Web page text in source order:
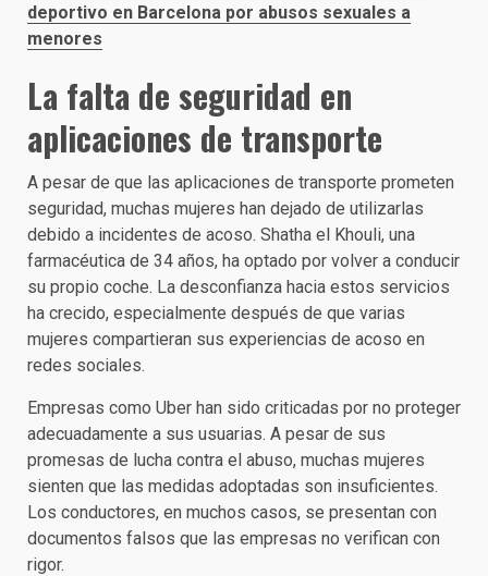
deportivo en Barcelona por abusos sexuales a
menores
La falta de seguridad en
aplicaciones de transporte
A pesar de que las aplicaciones de transporte prometen
seguridad, muchas mujeres han dejado de utilizarlas
debido a incidentes de acoso. Shatha el Khouli, una
farmacéutica de 34 años, ha optado por volver a conducir
su propio coche. La desconfianza hacia estos servicios
ha crecido, especialmente después de que varias
mujeres compartieran sus experiencias de acoso en
redes sociales.
Empresas como Uber han sido criticadas por no proteger
adecuadamente a sus usuarias. A pesar de sus
promesas de lucha contra el abuso, muchas mujeres
sienten que las medidas adoptadas son insuficientes.
Los conductores, en muchos casos, se presentan con
documentos falsos que las empresas no verifican con
rigor.